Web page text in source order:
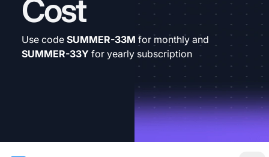
Cost
Use code SUMMER-33M for monthly and
SUMMER-33Y for yearly subscription